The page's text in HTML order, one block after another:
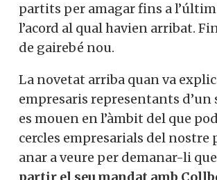
partits per amagar fins a
l’acord al qual havien arribat.
de gairebé nou.
La novetat arriba quan va
empresaris representants d’un
es mouen en l’àmbit del que
cercles empresarials del nostre
anar a veure per demanar-li que